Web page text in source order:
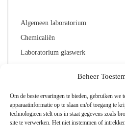
Beheer
Om de beste ervaringen te bieden, gebruiken we
apparaatinformatie op te slaan en/of toegang te
technologieën stelt ons in staat gegevens zoals
site te verwerken. Het niet instemmen of
Algemeen laboratorium
Chemicaliën
Laboratorium glaswerk
Persoonlijke beschermingsmiddelen
gekozen
productpagina